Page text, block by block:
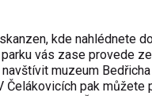
kde nahlédnete
vás zase provede
navštívit muzeum
Čelákovicích pak